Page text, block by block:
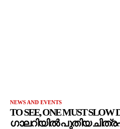
NEWS AND EVENTS
TO SEE, ONE MUST
ഗാലറിയിൽ പുതിയ